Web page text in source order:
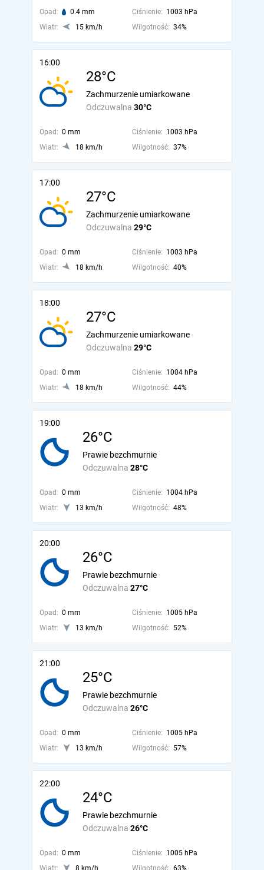
Opad: 0.4 mm Ciśnienie: 1003 hPa
Wiatr:
15 km/h Wilgotność: 34%
16:00
28°C
Odczuwalna 30°C
Zachmurzenie umiarkowane
Opad: 0 mm Ciśnienie: 1003 hPa
Wiatr:
18 km/h Wilgotność: 37%
17:00
27°C
Odczuwalna 29°C
Zachmurzenie umiarkowane
Opad: 0 mm Ciśnienie: 1003 hPa
Wiatr:
18 km/h Wilgotność: 40%
18:00
27°C
Odczuwalna 29°C
Zachmurzenie umiarkowane
Opad: 0 mm Ciśnienie: 1004 hPa
Wiatr:
18 km/h Wilgotność: 44%
19:00
26°C
Odczuwalna 28°C
Prawie bezchmurnie
Opad: 0 mm Ciśnienie: 1004 hPa
Wiatr:
13 km/h Wilgotność: 48%
20:00
26°C
Odczuwalna 27°C
Prawie bezchmurnie
Opad: 0 mm Ciśnienie: 1005 hPa
Wiatr:
13 km/h Wilgotność: 52%
21:00
25°C
Odczuwalna 26°C
Prawie bezchmurnie
Opad: 0 mm Ciśnienie: 1005 hPa
Wiatr:
13 km/h Wilgotność: 57%
22:00
24°C
Odczuwalna 26°C
Prawie bezchmurnie
Opad: 0 mm Ciśnienie: 1005 hPa
Wiatr:
8 km/h Wilgotność: 63%